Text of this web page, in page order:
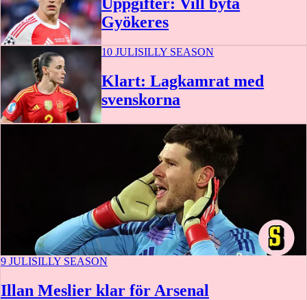
Gyökeres
10 JULISILLY SEASON
Klart: Lagkamrat med
svenskorna
9 JULISILLY SEASON
Illan Meslier klar för Arsenal